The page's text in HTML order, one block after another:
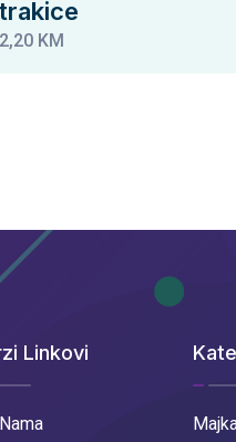
trakice
2,20 KM
Linkovi